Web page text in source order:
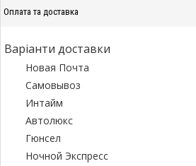
Оплата та доставка
Варіанти доставки
Новая Почта
Самовывоз
Интайм
Автолюкс
Гюнсел
Ночной Экспресс